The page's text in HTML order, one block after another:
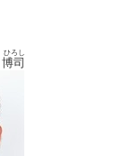
司
ひろし